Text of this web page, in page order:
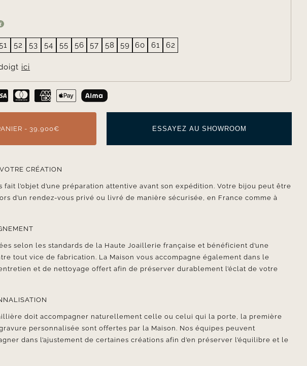
52 53 54 55 56 57 58 59 60 61 62
ici
- 39,900€ ESSAYEZ AU SHOWROOM
CRÉATION
fait l’objet d’une préparation attentive avant son expédition. Votre bijou peut être
d’un rendez-vous privé ou livré de manière sécurisée, en France comme à
selon les standards de la Haute Joaillerie française et bénéficient d’une
tout vice de fabrication. La Maison vous accompagne également dans le
et de nettoyage offert afin de préserver durablement l’éclat de votre
doit accompagner naturellement celle ou celui qui la porte, la première
personnalisée sont offertes par la Maison. Nos équipes peuvent
dans l’ajustement de certaines créations afin d’en préserver l’équilibre et le